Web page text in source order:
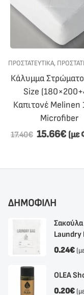
,ΠΡΟΣΦΟΡΕΣ,
ΠΡΟΣΤΑΤΕΥΤΙΚΑ,
Κάλυμμα
Size
Καπιτονέ Melinen
Microfiber
17.40€ 15.66€ (με
ΔΗΜΟΦΙΛΗ
Laundry
0.24€
OLEA
0.20€